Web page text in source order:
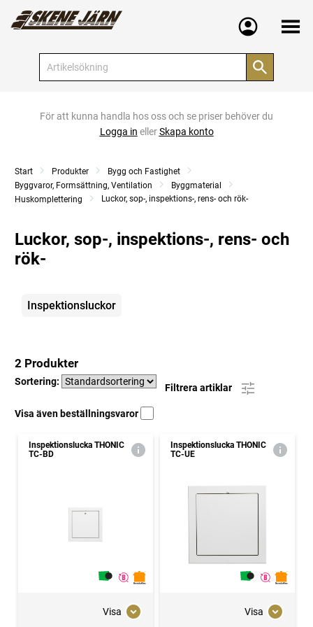
Meny
För att kunna handla hos oss och se priser behöver du
Logga in ellerSkapa konto
Start Produkter
Bygg och Fastighet
Byggvaror, Formsättning, Ventilation
Byggmaterial
Huskomplettering
Luckor, sop-, inspektions-, rens- och rök-
Luckor, sop-, inspektions-, rens- och
rök-
Kategorier
Inspektionsluckor
2 Produkter
Sortering:
Filtrera artiklar
Visa även beställningsvaror
Inspektionslucka THONIC
TC-BD
Visa
Inspektionslucka THONIC
TC-UE
Visa